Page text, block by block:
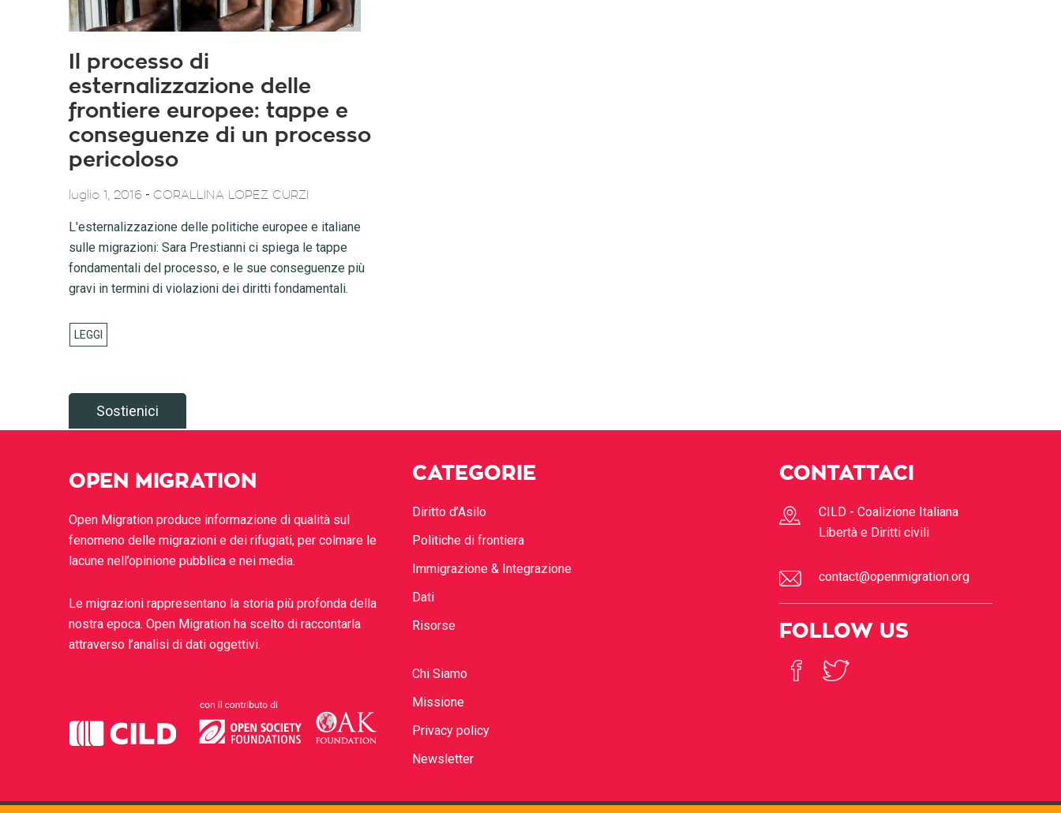
Il processo di
esternalizzazione delle
frontiere europee: tappe e
conseguenze di un processo
pericoloso
luglio 1, 2016 - CORALLINA LOPEZ CURZI
L'esternalizzazione delle politiche europee e italiane
sulle migrazioni: Sara Prestianni ci spiega le tappe
fondamentali del processo, e le sue conseguenze più
gravi in termini di violazioni dei diritti fondamentali.
Sostienici
OPEN MIGRATION
Open Migration produce informazione di qualità sul
fenomeno delle migrazioni e dei rifugiati, per colmare le
lacune nell’opinione pubblica e nei media.
Le migrazioni rappresentano la storia più profonda della
nostra epoca. Open Migration ha scelto di raccontarla
attraverso l’analisi di dati oggettivi.
CATEGORIE
Diritto d’Asilo
Politiche di frontiera
Immigrazione & Integrazione
Dati
Risorse
Chi Siamo
Missione
Privacy policy
Newsletter
CONTATTACI
CILD - Coalizione Italiana
Libertà e Diritti civili
contact@openmigration.org
FOLLOW US